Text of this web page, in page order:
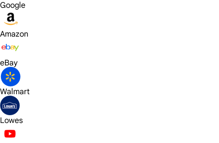
Google
Amazon
eBay
Walmart
Lowes